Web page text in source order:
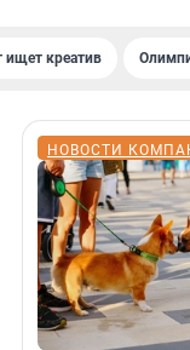
ищет креатив
НОВОСТИ